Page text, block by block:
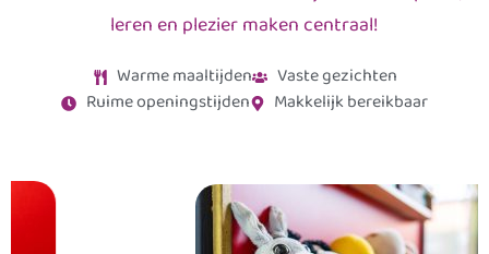
leren en plezier maken centraal!
Warme maaltijden
Vaste gezichten
Ruime openingstijden
Makkelijk bereikbaar